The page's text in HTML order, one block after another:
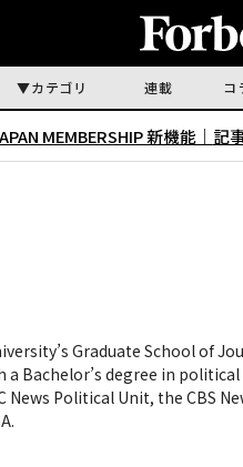
カテゴリ 連載 コ
MEMBERSHIP 新機能｜ 記
Graduate School of
Bachelor’s degree in
Political Unit, the CBS